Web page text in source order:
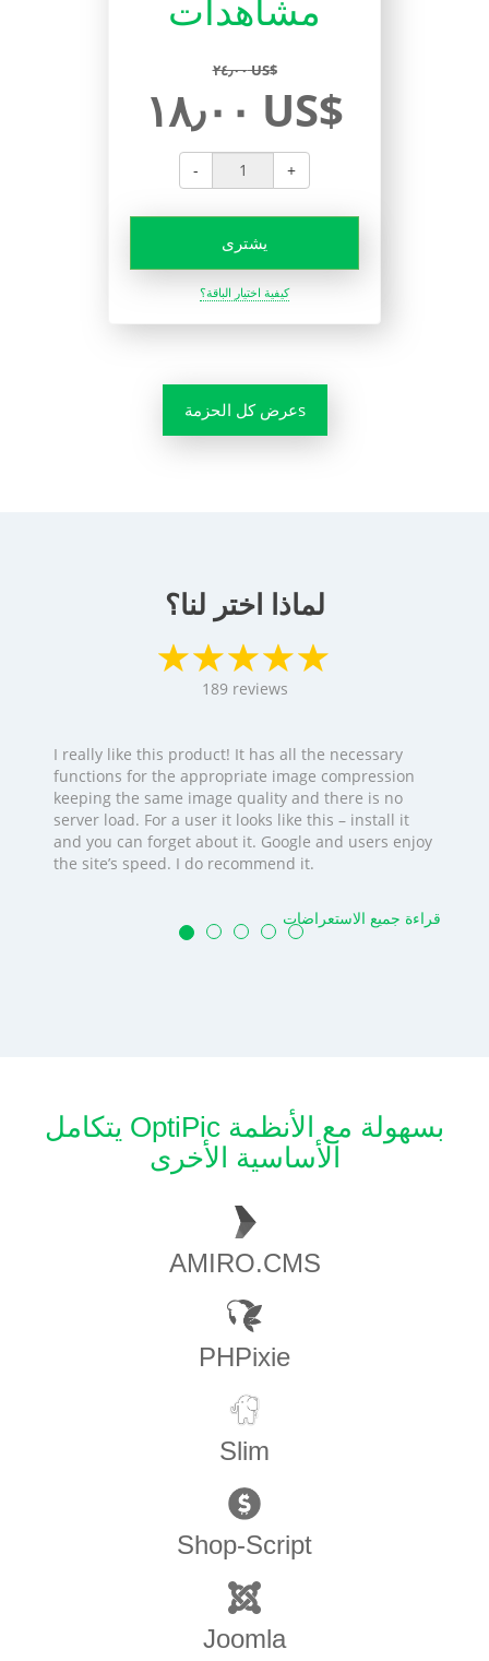
مشاهدات
٢٤٫٠٠ US$
١٨٫٠٠ US$
- +
يشترى
كيفية اختيار الباقة؟
عرض كل الحزمةs
لماذا اختر لنا؟
189 reviews
I really like this product! It has all the necessary
functions for the appropriate image compression
keeping the same image quality and there is no
server load. For a user it looks like this – install it
and you can forget about it. Google and users enjoy
the site’s speed. I do recommend it.
قراءة جميع الاستعراضات
يتكامل OptiPic بسهولة مع الأنظمة
الأساسية الأخرى
AMIRO.CMS
PHPixie
Slim
Shop-Script
Joomla